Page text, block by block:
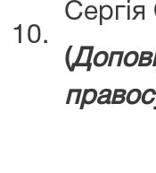
10.
(Д